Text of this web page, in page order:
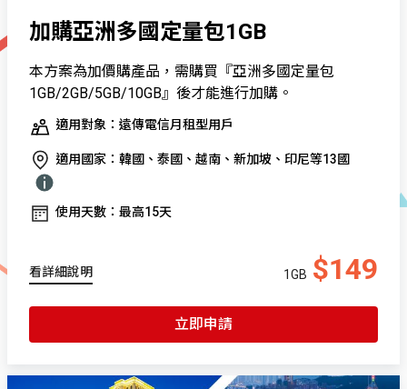
加購亞洲多國定量包1GB
本方案為加價購產品，需購買『亞洲多國定量包
1GB/2GB/5GB/10GB』後才能進行加購。
適用對象：遠傳電信月租型用戶
適用國家：韓國、泰國、越南、新加坡、印尼等13國
使用天數：最高15天
看詳細說明 1GB $149
立即申請